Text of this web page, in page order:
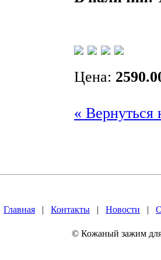
Цена:
« Вернуться
Главная | Контакты | Новости |
© Кожаный зажим для